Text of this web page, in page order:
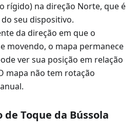
rígido) na direção Norte, que é
seu dispositivo.
da direção em que o
movendo, o mapa permanece
ver sua posição em relação
mapa não tem rotação
Toque da Bússola